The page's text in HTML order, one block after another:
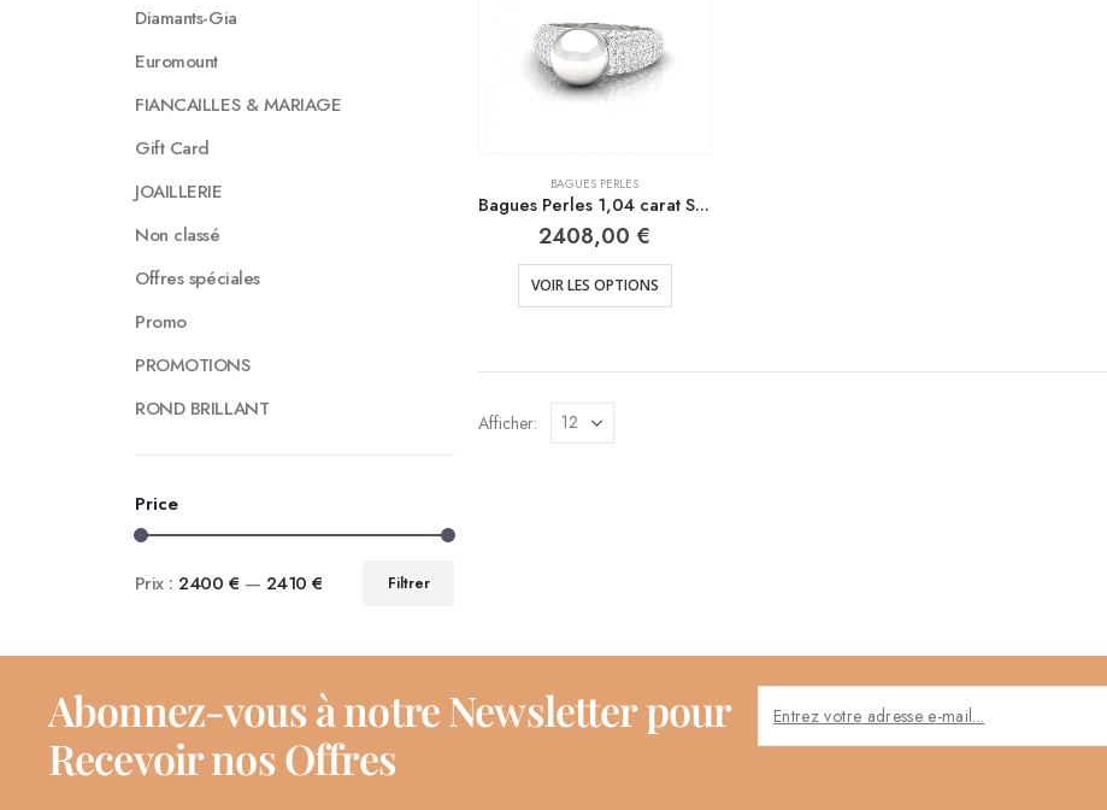
BAGUES PERLES
Bagues Perles 1,04 carat SI , H 18k or blanc – 18k or jaune
2408,00 €
VOIR LES OPTIONS
Afficher:
Diamants-Gia
Euromount
FIANCAILLES & MARIAGE
Gift Card
JOAILLERIE
Non classé
Offres spéciales
Promo
PROMOTIONS
ROND BRILLANT
Price
Filtrer
Prix :2400 € — 2410 €
Abonnez-vous à notre Newsletter pour
Recevoir nos Offres